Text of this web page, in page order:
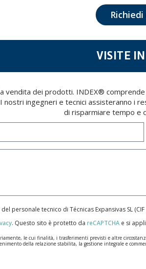
rettifica, opposizione, cancellazione, limitazione del
Direttore, insieme a una fotocopia della sua carta
VISITE
vendita dei prodotti. INDEX®
ingegneri e tecnici assisteranno i
di risparmiare tempo e
personale tecnico di Técnicas Expansivas SL
. Questo sito è protetto da reCAPTCHA e si
le cui finalità, i trasferimenti previsti e altre
della relazione stabilita, la gestione integrale e
trattati con la massima riservatezza e nel rispetto di